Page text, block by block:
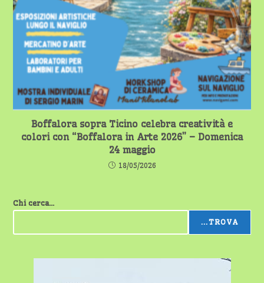
Boffalora sopra Ticino celebra creatività e
colori con “Boffalora in Arte 2026” – Domenica
24 maggio
18/05/2026
Chi cerca...
...TROVA